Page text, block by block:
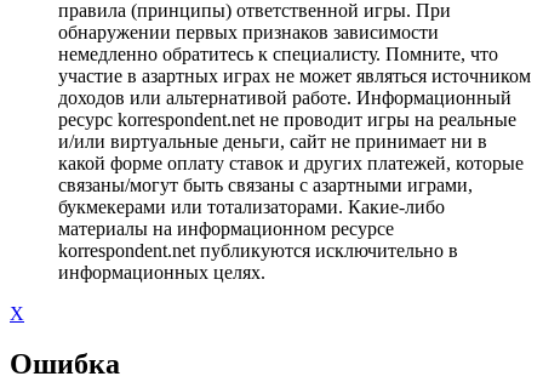
правила (принципы) ответственной игры. При
обнаружении первых признаков зависимости
немедленно обратитесь к специалисту. Помните, что
участие в азартных играх не может являться источником
доходов или альтернативой работе. Информационный
ресурс korrespondent.net не проводит игры на реальные
и/или виртуальные деньги, сайт не принимает ни в
какой форме оплату ставок и других платежей, которые
связаны/могут быть связаны с азартными играми,
букмекерами или тотализаторами. Какие-либо
материалы на информационном ресурсе
korrespondent.net публикуются исключительно в
информационных целях.
X
Ошибка